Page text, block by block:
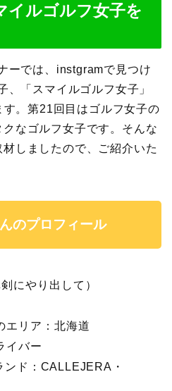
イルゴルフ女子を
ーでは、instgramで見つけ
、「スマイルゴルフ女子」
。第21回目はゴルフ女子の
なゴルフ女子です。そんな
しましたので、ご紹介いた
のプロフィール
にやり出して）
エリア：北海道
イバー
ンド：CALLEJERA・